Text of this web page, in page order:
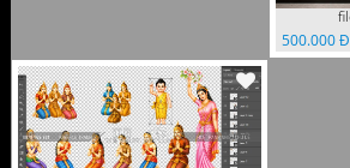
500.000 Đ